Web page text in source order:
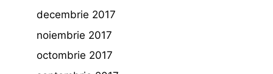
decembrie 2017
noiembrie 2017
octombrie 2017